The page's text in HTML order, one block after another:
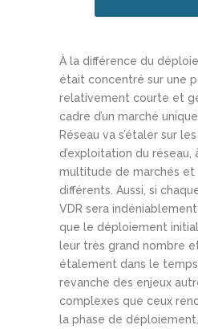
À la différence du
était concentré sur une
relativement courte et
cadre d’un marché
Réseau va s’étaler sur
d’exploitation du réseau,
multitude de marchés et
différents. Aussi, si
VDR sera
que le déploiement initial
leur très grand nombre
étalement dans le
revanche des enjeux
complexes que ceux
la phase de